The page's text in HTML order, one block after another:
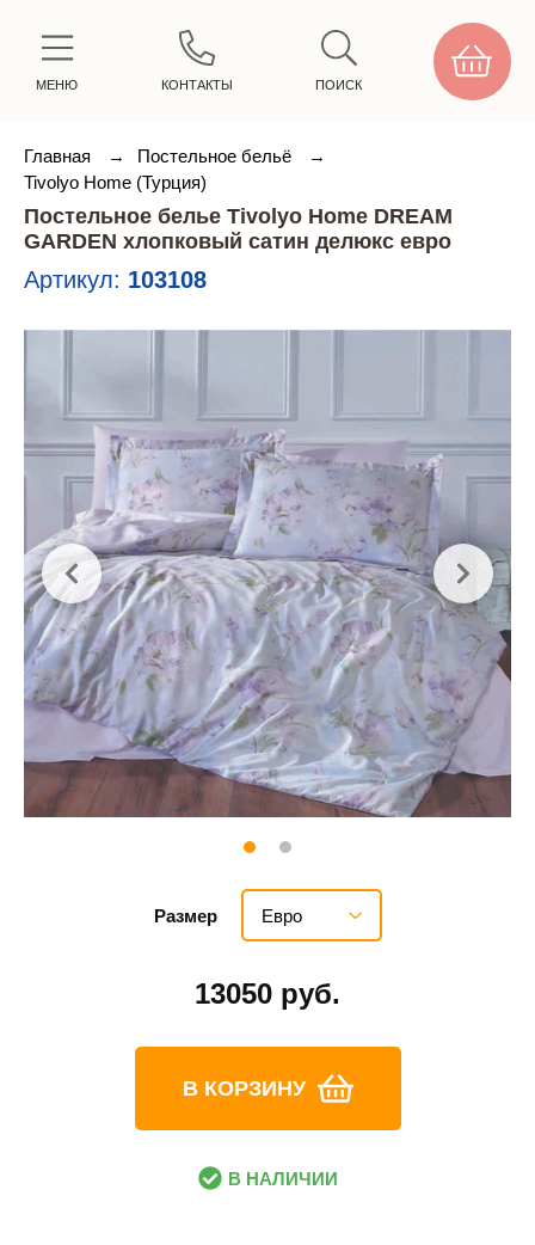
МЕНЮ КОНТАКТЫ ПОИСК
Главная → Постельное бельё
→
Tivolyo Home (Турция)
Постельное белье Tivolyo Home DREAM
GARDEN хлопковый сатин делюкс евро
Артикул: 103108
Размер Евро
13050 руб.
В КОРЗИНУ
В НАЛИЧИИ